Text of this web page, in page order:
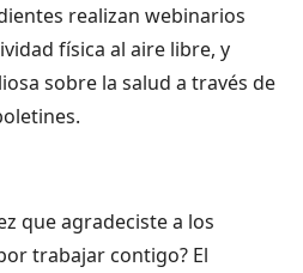
realizan webinarios
física al aire libre, y
sobre la salud a través de
que agradeciste a los
trabajar contigo? El